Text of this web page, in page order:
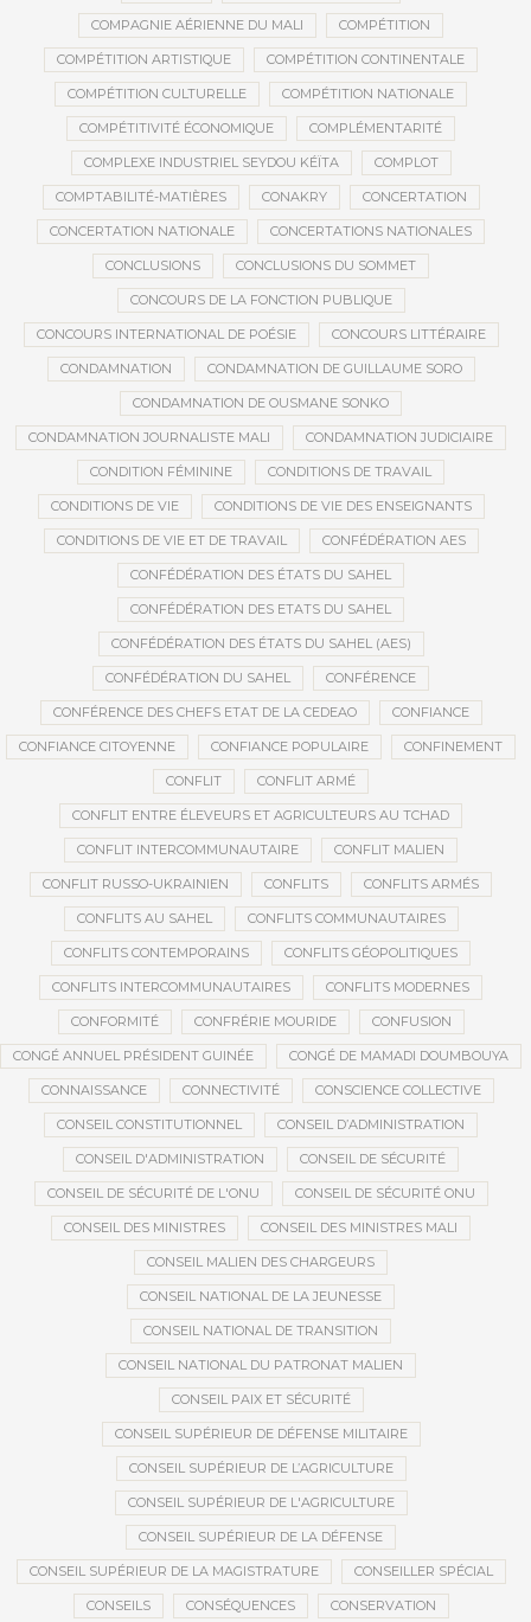
COMPAGNIE AÉRIENNE DU MALI COMPÉTITION
COMPÉTITION ARTISTIQUE COMPÉTITION CONTINENTALE
COMPÉTITION CULTURELLE COMPÉTITION NATIONALE
COMPÉTITIVITÉ ÉCONOMIQUE COMPLÉMENTARITÉ
COMPLEXE INDUSTRIEL SEYDOU KÉÏTA COMPLOT
COMPTABILITÉ-MATIÈRES CONAKRY CONCERTATION
CONCERTATION NATIONALE CONCERTATIONS NATIONALES
CONCLUSIONS CONCLUSIONS DU SOMMET
CONCOURS DE LA FONCTION PUBLIQUE
CONCOURS INTERNATIONAL DE POÉSIE CONCOURS LITTÉRAIRE
CONDAMNATION CONDAMNATION DE GUILLAUME SORO
CONDAMNATION DE OUSMANE SONKO
CONDAMNATION JOURNALISTE MALI CONDAMNATION JUDICIAIRE
CONDITION FÉMININE CONDITIONS DE TRAVAIL
CONDITIONS DE VIE CONDITIONS DE VIE DES ENSEIGNANTS
CONDITIONS DE VIE ET DE TRAVAIL CONFÉDÉRATION AES
CONFÉDÉRATION DES ÉTATS DU SAHEL
CONFÉDÉRATION DES ETATS DU SAHEL
CONFÉDÉRATION DES ÉTATS DU SAHEL (AES)
CONFÉDÉRATION DU SAHEL CONFÉRENCE
CONFÉRENCE DES CHEFS ETAT DE LA CEDEAO CONFIANCE
CONFIANCE CITOYENNE CONFIANCE POPULAIRE CONFINEMENT
CONFLIT CONFLIT ARMÉ
CONFLIT ENTRE ÉLEVEURS ET AGRICULTEURS AU TCHAD
CONFLIT INTERCOMMUNAUTAIRE CONFLIT MALIEN
CONFLIT RUSSO-UKRAINIEN CONFLITS CONFLITS ARMÉS
CONFLITS AU SAHEL CONFLITS COMMUNAUTAIRES
CONFLITS CONTEMPORAINS CONFLITS GÉOPOLITIQUES
CONFLITS INTERCOMMUNAUTAIRES CONFLITS MODERNES
CONFORMITÉ CONFRÉRIE MOURIDE CONFUSION
CONGÉ ANNUEL PRÉSIDENT GUINÉE CONGÉ DE MAMADI DOUMBOUYA
CONNAISSANCE CONNECTIVITÉ CONSCIENCE COLLECTIVE
CONSEIL CONSTITUTIONNEL CONSEIL D’ADMINISTRATION
CONSEIL D'ADMINISTRATION CONSEIL DE SÉCURITÉ
CONSEIL DE SÉCURITÉ DE L'ONU CONSEIL DE SÉCURITÉ ONU
CONSEIL DES MINISTRES CONSEIL DES MINISTRES MALI
CONSEIL MALIEN DES CHARGEURS
CONSEIL NATIONAL DE LA JEUNESSE
CONSEIL NATIONAL DE TRANSITION
CONSEIL NATIONAL DU PATRONAT MALIEN
CONSEIL PAIX ET SÉCURITÉ
CONSEIL SUPÉRIEUR DE DÉFENSE MILITAIRE
CONSEIL SUPÉRIEUR DE L’AGRICULTURE
CONSEIL SUPÉRIEUR DE L'AGRICULTURE
CONSEIL SUPÉRIEUR DE LA DÉFENSE
CONSEIL SUPÉRIEUR DE LA MAGISTRATURE CONSEILLER SPÉCIAL
CONSEILS CONSÉQUENCES CONSERVATION